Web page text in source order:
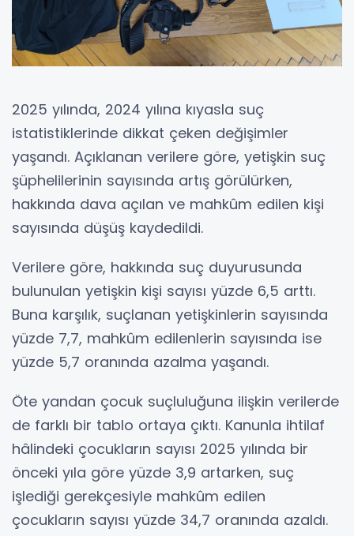
2025 yılında, 2024 yılına kıyasla suç
istatistiklerinde dikkat çeken değişimler
yaşandı. Açıklanan verilere göre, yetişkin suç
şüphelilerinin sayısında artış görülürken,
hakkında dava açılan ve mahkûm edilen kişi
sayısında düşüş kaydedildi.
Verilere göre, hakkında suç duyurusunda
bulunulan yetişkin kişi sayısı yüzde 6,5 arttı.
Buna karşılık, suçlanan yetişkinlerin sayısında
yüzde 7,7, mahkûm edilenlerin sayısında ise
yüzde 5,7 oranında azalma yaşandı.
Öte yandan çocuk suçluluğuna ilişkin verilerde
de farklı bir tablo ortaya çıktı. Kanunla ihtilaf
hâlindeki çocukların sayısı 2025 yılında bir
önceki yıla göre yüzde 3,9 artarken, suç
işlediği gerekçesiyle mahkûm edilen
çocukların sayısı yüzde 34,7 oranında azaldı.